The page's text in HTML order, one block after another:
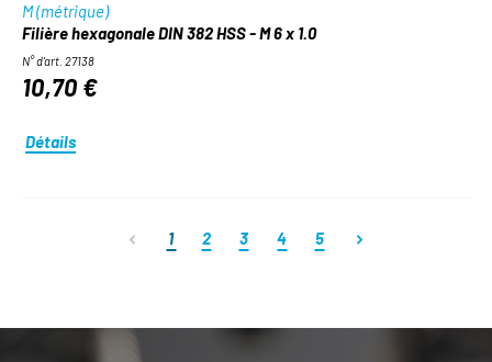
M (métrique)
Filière hexagonale DIN 382 HSS - M 6 x 1.0
N° d'art. 27138
10,70 €
Détails
Page
1 Page
2 Page
3 Page
4 Page
5